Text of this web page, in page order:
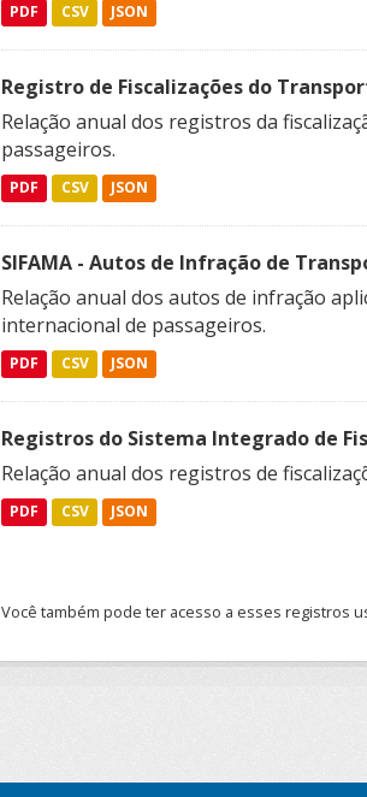
PDF CSV JSON
Registro de Fiscalizações do
Relação anual dos registros da
passageiros.
PDF CSV JSON
SIFAMA - Autos de Infração de
Relação anual dos autos de infração
internacional de passageiros.
PDF CSV JSON
Registros do Sistema Integrado de
Relação anual dos registros de
PDF CSV JSON
Você também pode ter acesso a esses registros